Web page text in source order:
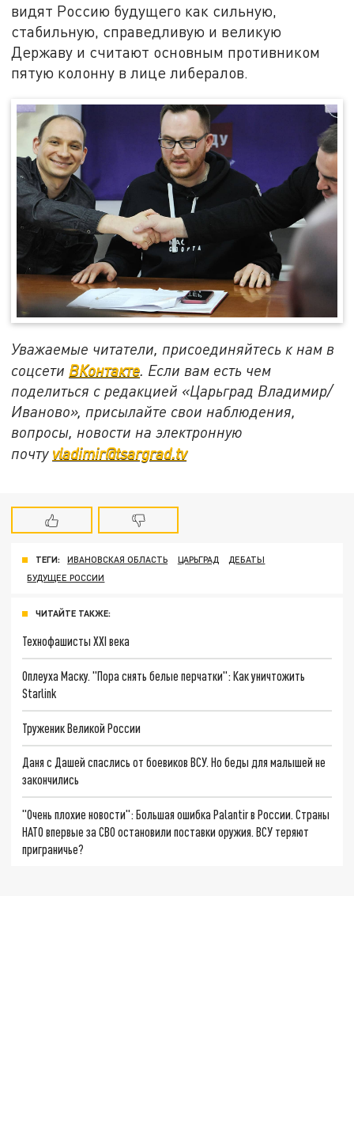
видят Россию будущего как сильную,
стабильную, справедливую и великую
Державу и считают основным противником
пятую колонну в лице либералов.
Уважаемые читатели, присоединяйтесь к нам в
соцсети ВКонтакте. Если вам есть чем
поделиться с редакцией «Царьград Владимир/
Иваново», присылайте свои наблюдения,
вопросы, новости на электронную
почту vladimir@tsargrad.tv
ТЕГИ: ИВАНОВСКАЯ ОБЛАСТЬ ЦАРЬГРАД
ДЕБАТЫ
БУДУЩЕЕ РОССИИ
ЧИТАЙТЕ ТАКЖЕ:
Технофашисты XXI века
Оплеуха Маску. "Пора снять белые перчатки": Как уничтожить
Starlink
Труженик Великой России
Даня с Дашей спаслись от боевиков ВСУ. Но беды для малышей не
закончились
"Очень плохие новости": Большая ошибка Palantir в России. Страны
НАТО впервые за СВО остановили поставки оружия. ВСУ теряют
приграничье?